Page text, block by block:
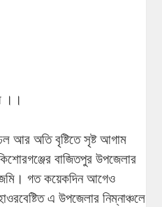
।।
আর অতি বৃষ্টিতে সৃষ্ট আগাম
বাজিতপুর উপজেলার
জমি। গত কয়েকদিন আগেও
এ উপজেলার নিম্নাঞ্চলে